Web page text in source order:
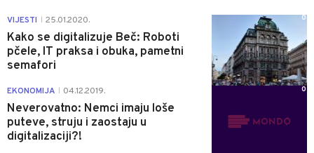
VIJESTI 25.01.2020.
Kako se digitalizuje Beč: Roboti
pčele, IT praksa i obuka, pametni
semafori
0
EKONOMIJA 04.12.2019.
Neverovatno: Nemci imaju loše
puteve, struju i zaostaju u
digitalizaciji?!
0